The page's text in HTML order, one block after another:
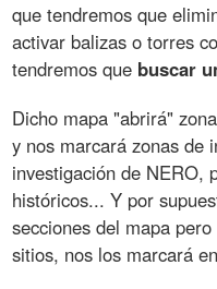
que tendremos que
activar balizas o torres
tendremos que buscar
Dicho mapa "abrirá"
y nos marcará zonas de
investigación de NERO,
históricos... Y por
secciones del mapa
sitios, nos los marcará